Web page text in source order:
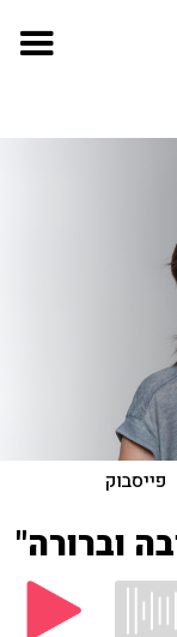
פייסבוק
וברורה"